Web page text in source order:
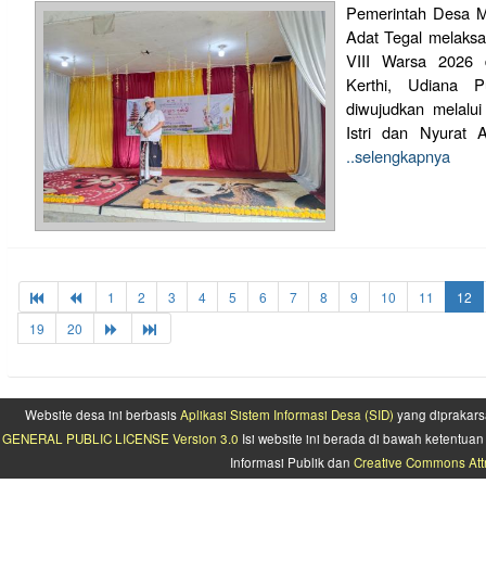
Pemerintah Desa
Adat Tegal
VIII Warsa 2026
Kerthi, Udiana
diwujudkan
Istri dan Nyurat
..selengkapnya
1 2 3 4 5 6 7 8 9 10 11
12
19
20
Website desa ini berbasisAplikasi Sistem Informasi Desa (SID) yang
GENERAL PUBLIC LICENSE Version 3.0 Isi website ini berada di bawah
Informasi Publik dan Creative Commons